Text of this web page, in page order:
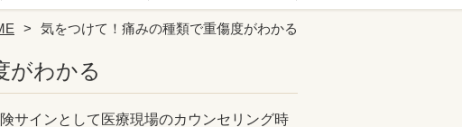
気をつけて！痛みの種類で重傷度がわかる
がわかる
サインとして医療現場のカウンセリング時